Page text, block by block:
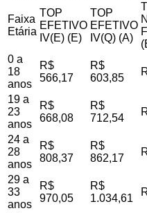
Faixa
Etária
TOP
EFETIVO
IV(E) (E)
TOP
EFETIVO
IV(Q) (A)
0 a
18
anos
R$
566,17
R$
603,85
19 a
23
anos
R$
668,08
R$
712,54
24 a
28
anos
R$
808,37
R$
862,17
29 a
33
anos
R$
970,05
R$
1.034,61